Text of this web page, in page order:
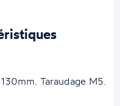
Taraudage M5.